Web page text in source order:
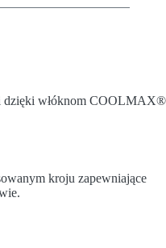
dzięki włóknom COOLMAX®
kroju zapewniające